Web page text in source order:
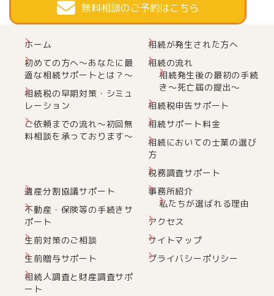
無料相談のご予約はこちら
ホーム
初めての方へ～あなたに最
適な相続サポートとは？～
相続税の早期対策・シミュ
レーション
ご依頼までの流れ～初回無
料相談を承っております～
相続が発生された方へ
相続の流れ
相続発生後の最初の手続
き～死亡届の提出～
相続税申告サポート
相続サポート料金
相続においての士業の選び
方
税務調査サポート
遺産分割協議サポート
不動産・保険等の手続きサ
ポート
生前対策のご相談
生前贈与サポート
相続人調査と財産調査サポ
ート
事務所紹介
私たちが選ばれる理由
アクセス
サイトマップ
プライバシーポリシー